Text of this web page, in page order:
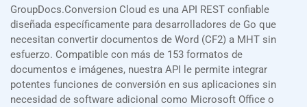
GroupDocs.Conversion Cloud es una API REST confiable
diseñada específicamente para desarrolladores de Go que
necesitan convertir documentos de Word (CF2) a MHT sin
esfuerzo. Compatible con más de 153 formatos de
documentos e imágenes, nuestra API le permite integrar
potentes funciones de conversión en sus aplicaciones sin
necesidad de software adicional como Microsoft Office o